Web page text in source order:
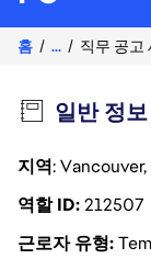
홈 ... 직무 공고
일반 정보
지역:
역할 ID212507
근로자 유형